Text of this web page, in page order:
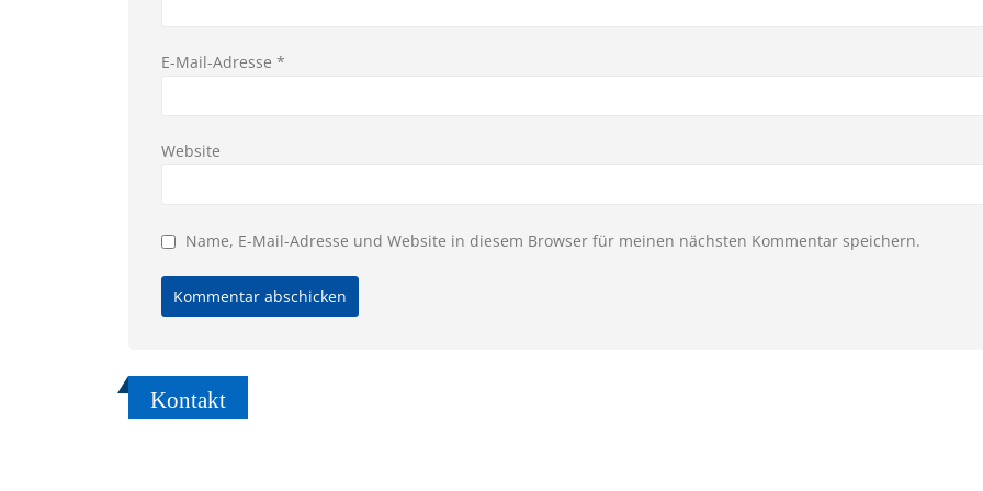
E-Mail-Adresse *
Website
Name, E-Mail-Adresse und Website in diesem Browser für meinen nächsten Kommentar speichern.
Kontakt